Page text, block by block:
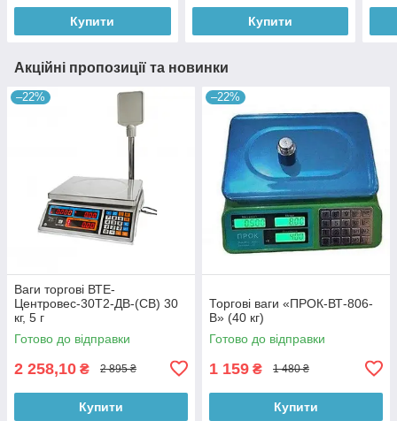
Купити Купити
Акційні пропозиції та новинки
–22%
Ваги торгові ВТЕ-
Центровес-30Т2-ДВ-(СВ) 30
кг, 5 г
Готово до відправки
2 258,10 ₴ 2 895 ₴
Купити
–22%
Торгові ваги «ПРОК-ВТ-806-
В» (40 кг)
Готово до відправки
1 159 ₴ 1 480 ₴
Купити